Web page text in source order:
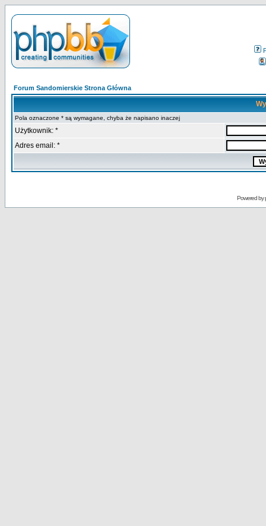
Forum Sandomierskie Strona Główna
Pola oznaczone * są wymagane, chyba że napisano inaczej
Użytkownik: *
Adres email: *
Powered by